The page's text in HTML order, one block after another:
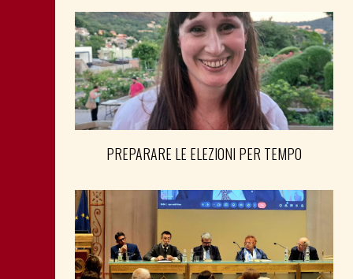
PREPARARE LE ELEZIONI PER TEMPO